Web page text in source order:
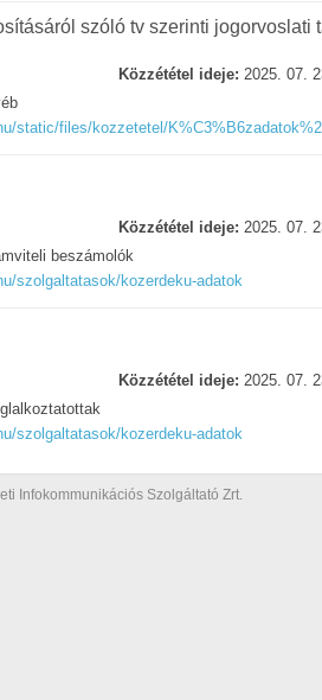
szóló tv szerinti jogorvoslati
Közzététel ideje: 2025. 07.
static/files/kozzetetel/
Közzététel ideje: 2025. 07.
beszámolók
szolgaltatasok/kozerdeku-adatok
Közzététel ideje: 2025. 07.
szolgaltatasok/kozerdeku-adatok
Infokommunikációs Szolgáltató Zrt.